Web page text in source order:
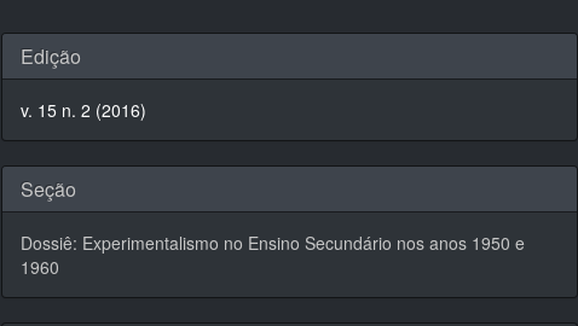
Detalhes
do
artigo
Edição
v. 15 n. 2 (2016)
Seção
Dossiê: Experimentalismo no Ensino Secundário nos anos 1950 e
1960